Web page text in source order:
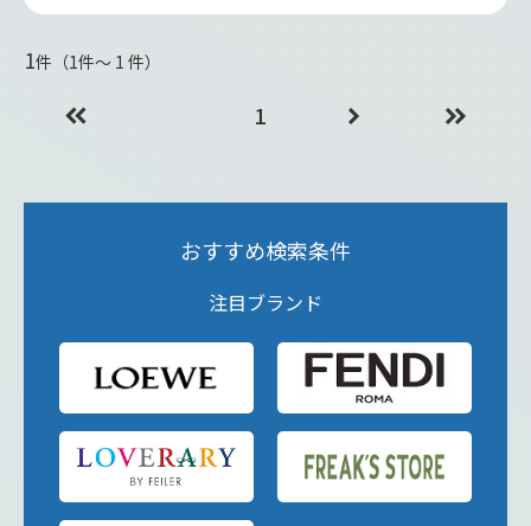
1件（1件〜 1 件）
1
おすすめ検索条件
注目ブランド